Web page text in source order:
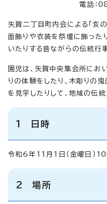
電話
矢賀二丁目町内会による「亥
面飾りや衣装を祭壇に飾った
いたりする昔ながらの伝統行
園児は、矢賀中央集会所にお
りの体験をしたり、木彫りの
を見学したりして、地域の伝統
1 日時
令和6年11月1日（金曜日）
2 場所